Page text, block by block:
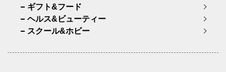
ギフト&フード
ヘルス&ビューティー
スクール&ホビー